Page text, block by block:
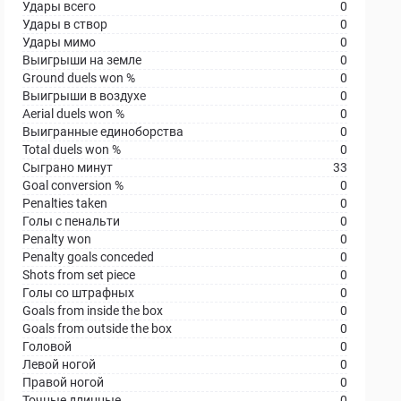
Удары всего
0
Удары в створ
0
Удары мимо
0
Выигрыши на земле
0
Ground duels won %
0
Выигрыши в воздухе
0
Aerial duels won %
0
Выигранные единоборства
0
Total duels won %
0
Сыграно минут
33
Goal conversion %
0
Penalties taken
0
Голы с пенальти
0
Penalty won
0
Penalty goals conceded
0
Shots from set piece
0
Голы со штрафных
0
Goals from inside the box
0
Goals from outside the box
0
Головой
0
Левой ногой
0
Правой ногой
0